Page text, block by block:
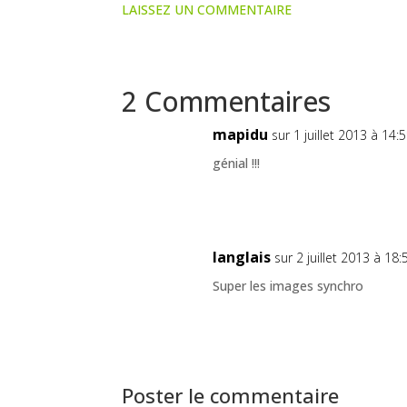
LAISSEZ UN COMMENTAIRE
2 Commentaires
mapidu sur 1 juillet 2013 à
génial !!!
langlais sur 2 juillet 2013 à
Super les images synchro
Poster le commentaire